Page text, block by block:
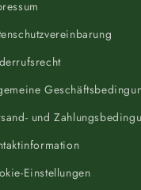
und
Einstellungen